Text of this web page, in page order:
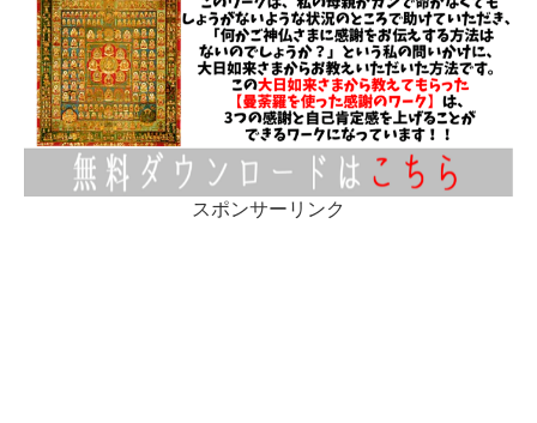
スポンサーリンク